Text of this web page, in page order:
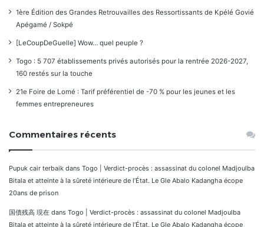
1ère Édition des Grandes Retrouvailles des Ressortissants de Kpélé Govié
Apégamé / Sokpé
[LeCoupDeGuelle] Wow… quel peuple ?
Togo : 5 707 établissements privés autorisés pour la rentrée 2026-2027,
160 restés sur la touche
21e Foire de Lomé : Tarif préférentiel de -70 % pour les jeunes et les
femmes entrepreneures
Commentaires récents
Pupuk cair terbaik dans Togo | Verdict-procès : assassinat du colonel Madjoulba
Bitala et atteinte à la sûreté intérieure de l’État. Le Gle Abalo Kadangha écope
20ans de prison
国債残高 現在 dans Togo | Verdict-procès : assassinat du colonel Madjoulba
Bitala et atteinte à la sûreté intérieure de l’État. Le Gle Abalo Kadangha écope